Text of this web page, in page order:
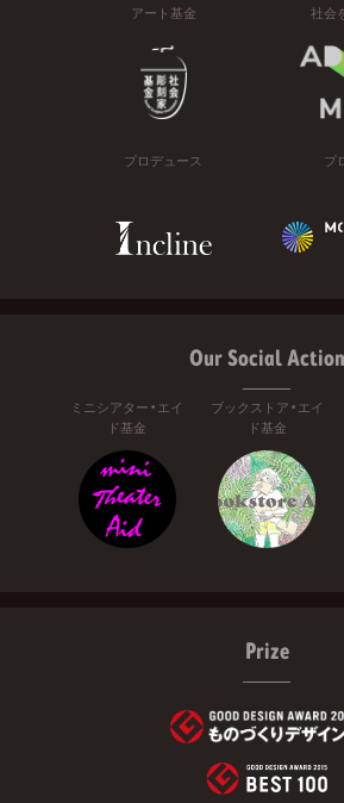
アート基金 社会
プロデュース プ
Our Social Action
ミニシアター・エイ
ド基金
ブックストア・エイ
ド基金
Prize